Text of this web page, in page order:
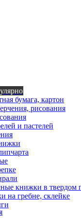
бумага, картон
рисования
и пастелей
книжки в твердом
на гребне, склейке